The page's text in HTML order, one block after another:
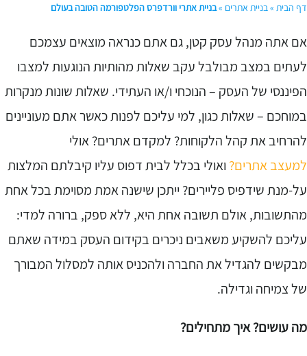
הבית»בניית אתרים»בניית אתרי וורדפרס הפלטפורמה הטובה בעולם
אתה מנהל עסק קטן, גם אתם כנראה מוצאים עצמכם
במצב מבולבל עקב שאלות מהותיות הנוגעות למצבו
של העסק – הנוכחי ו/או העתידי. שאלות שונות מנקרות
– שאלות כגון, למי עליכם לפנות כאשר אתם מעוניינים
את קהל הלקוחות? למקדם אתרים? אולי
אתרים?ואולי בכלל לבית דפוס עליו קיבלתם המלצות
מנת שידפיס פליירים? ייתכן שישנה אמת מסוימת בכל אחת
אולם תשובה אחת היא, ללא ספק, ברורה למדי:
להשקיע משאבים ניכרים בקידום העסק במידה שאתם
להגדיל את החברה ולהכניס אותה למסלול המבורך
צמיחה וגדילה.
עושים? איך מתחילים?